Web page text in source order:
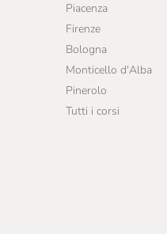
Piacenza
Firenze
Bologna
Monticello d'Alba
Pinerolo
Tutti i corsi